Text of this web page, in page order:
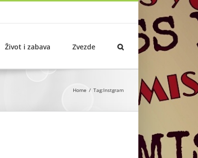
Život i zabava Zvezde
Home Tag:Instgram